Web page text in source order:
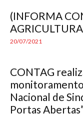
(INFORMA
20/07/2021
CONTAG
monitoramento
Nacional de
Portas